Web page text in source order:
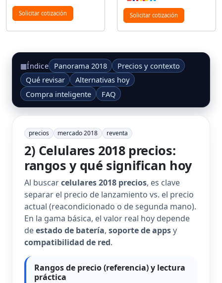
Solicitar cotización Solicitar cotización
▦Índice Panorama 2018
Precios y contexto
Qué revisar
Alternativas hoy
Compra inteligente
FAQ
precios mercado 2018 reventa
2) Celulares 2018 precios:
rangos y qué significan hoy
Al buscarcelulares 2018 precios, es clave
separar el precio de lanzamiento vs. el precio
actual (reacondicionado o de segunda mano).
En la gama básica, el valor real hoy depende
deestado de batería, soporte de appsy
compatibilidad de red.
Rangos de precio (referencia) y lectura
práctica